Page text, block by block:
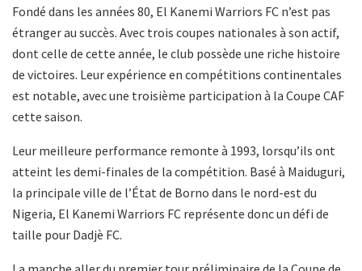
Fondé dans les années 80, El Kanemi Warriors FC n’est pas
étranger au succès. Avec trois coupes nationales à son actif,
dont celle de cette année, le club possède une riche histoire
de victoires. Leur expérience en compétitions continentales
est notable, avec une troisième participation à la Coupe CAF
cette saison.
Leur meilleure performance remonte à 1993, lorsqu’ils ont
atteint les demi-finales de la compétition. Basé à Maiduguri,
la principale ville de l’État de Borno dans le nord-est du
Nigeria, El Kanemi Warriors FC représente donc un défi de
taille pour Dadjè FC.